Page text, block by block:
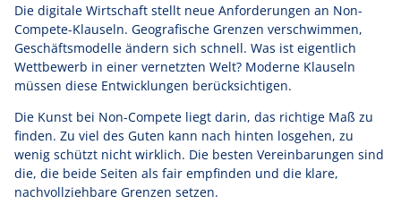
Die digitale Wirtschaft stellt neue Anforderungen an Non-
Compete-Klauseln. Geografische Grenzen verschwimmen,
Geschäftsmodelle ändern sich schnell. Was ist eigentlich
Wettbewerb in einer vernetzten Welt? Moderne Klauseln
müssen diese Entwicklungen berücksichtigen.
Die Kunst bei Non-Compete liegt darin, das richtige Maß zu
finden. Zu viel des Guten kann nach hinten losgehen, zu
wenig schützt nicht wirklich. Die besten Vereinbarungen sind
die, die beide Seiten als fair empfinden und die klare,
nachvollziehbare Grenzen setzen.